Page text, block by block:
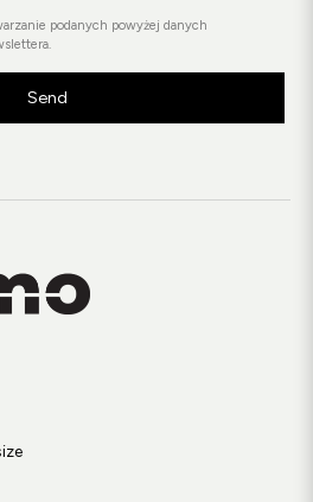
podanych powyżej danych
Send